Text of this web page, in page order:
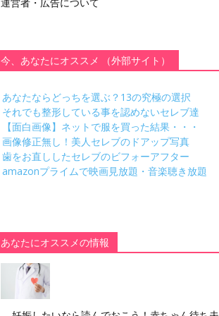
今、あなたにオススメ （外部サイト）
あなたならどっちを選ぶ？13の究極の選択
それでも整形している事を認めないセレブ達
【面白画像】ネットで服を買った結果・・・
画像修正無し！美人セレブのドアップ写真
歯をお直ししたセレブのビフォーアフター
amazonプライムで映画見放題・音楽聴き放題
あなたにオススメの情報